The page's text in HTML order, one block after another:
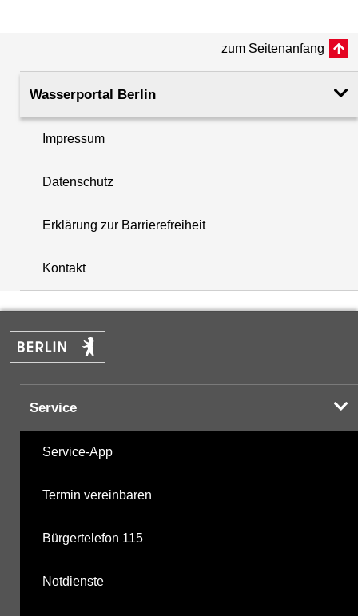
+
−
zum Seitenanfang
Wasserportal Berlin
Impressum
Datenschutz
Erklärung zur Barrierefreiheit
Kontakt
Service
Service-App
Termin vereinbaren
Bürgertelefon 115
Notdienste